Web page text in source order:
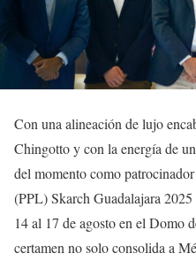
Con una alineación de lujo
Chingotto y con la energía de
del momento como
(PPL) Skarch Guadalajara
14 al 17 de agosto en el Domo
certamen no solo consolida a